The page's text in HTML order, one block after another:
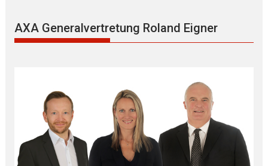
AXA Generalvertretung Roland Eigner